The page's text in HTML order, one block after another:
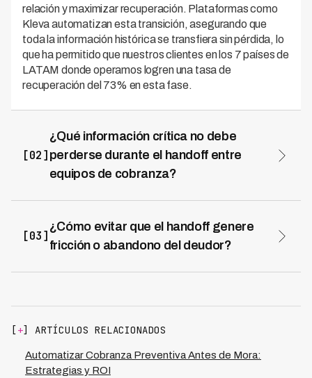
relación y maximizar recuperación. Plataformas como
Kleva automatizan esta transición, asegurando que
toda la información histórica se transfiera sin pérdida, lo
que ha permitido que nuestros clientes en los 7 países de
LATAM donde operamos logren una tasa de
recuperación del 73% en esta fase.
[02]
¿Qué información crítica no debe
perderse durante el handoff entre
equipos de cobranza?
datos de empleabilidad, preferencias de comunicación y
cualquier acuerdo verbal establecido. La pérdida de
este contexto obliga al nuevo equipo a iniciar desde
un 70% mientras se preserva el historial completo que
[03]
¿Cómo evitar que el handoff genere
fricción o abandono del deudor?
iniciando con tono menos agresivo pero más formal que
en preventiva. Se recomienda usar un script de
transición que valide el context y presente opciones de
arreglo claras. Kleva utiliza IA para este handoff en
instituciones financieras de LATAM, monitoreando
[+] ARTÍCULOS RELACIONADOS
Automatizar Cobranza Preventiva Antes de Mora:
Estrategias y ROI